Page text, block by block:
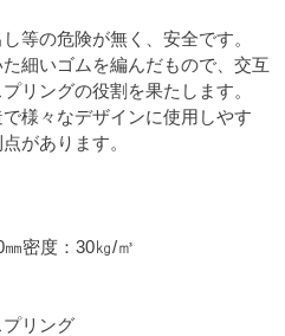
等の危険が無く、安全です。
細いゴムを編んだもので、交互
リングの役割を果たします。
様々なデザインに使用しやす
があります。
密度：30㎏/㎥
リング